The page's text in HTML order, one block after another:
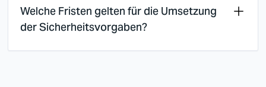
Welche Fristen gelten für die Umsetzung
der Sicherheitsvorgaben?